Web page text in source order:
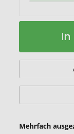
g,
Mehrfach